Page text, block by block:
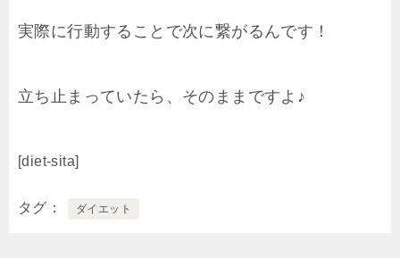
実際に行動することで次に繋がるんです！
立ち止まっていたら、そのままですよ♪
[diet-sita]
タグ ダイエット